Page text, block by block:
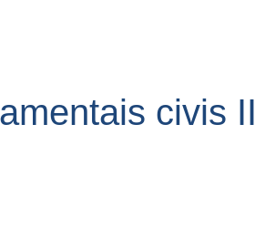
civis II